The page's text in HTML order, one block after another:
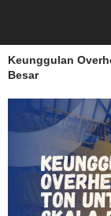
Keunggulan
Besar